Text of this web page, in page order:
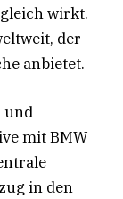
wirkt.
der
anbietet.
und
mit BMW
in den